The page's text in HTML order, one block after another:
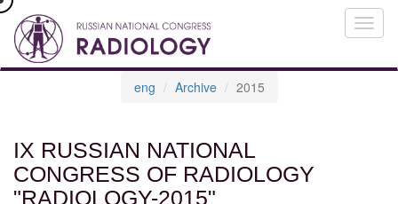
eng Archive 2015
IX RUSSIAN NATIONAL
CONGRESS OF RADIOLOGY
"RADIOLOGY-2015"